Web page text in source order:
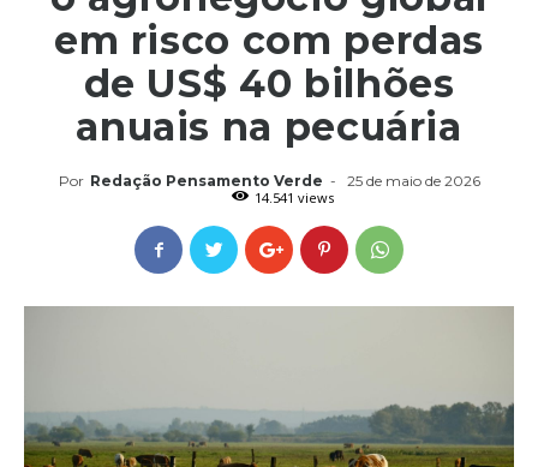
em risco com perdas
de US$ 40 bilhões
anuais na pecuária
Por Redação Pensamento Verde -
25 de maio de 2026
14.541 views